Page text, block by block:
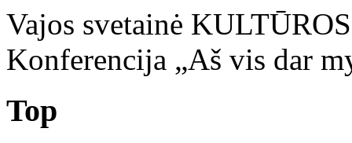
Vajos svetainė
Konferencija „Aš vis dar
Top